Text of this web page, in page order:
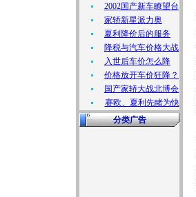
2002国产新车瞭望台
家轿新星派力奥
夏利降价后的服务
降税与汽车价格大战
入世后车价怎么降
价格放开车价狂降？
国产家轿大战北博会
赛欧、夏利先睹为快
分类广告